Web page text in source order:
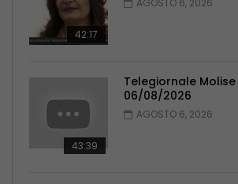
42:17
AGOSTO 6, 2026
43:39
Telegiornale Molise
06/08/2026
AGOSTO 6, 2026